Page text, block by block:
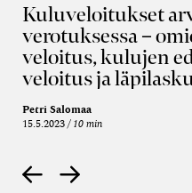
Kulu­veloitukset
verotuksessa –
veloitus, kulujen
veloitus ja
Petri Salomaa
15.5.2023 10 min